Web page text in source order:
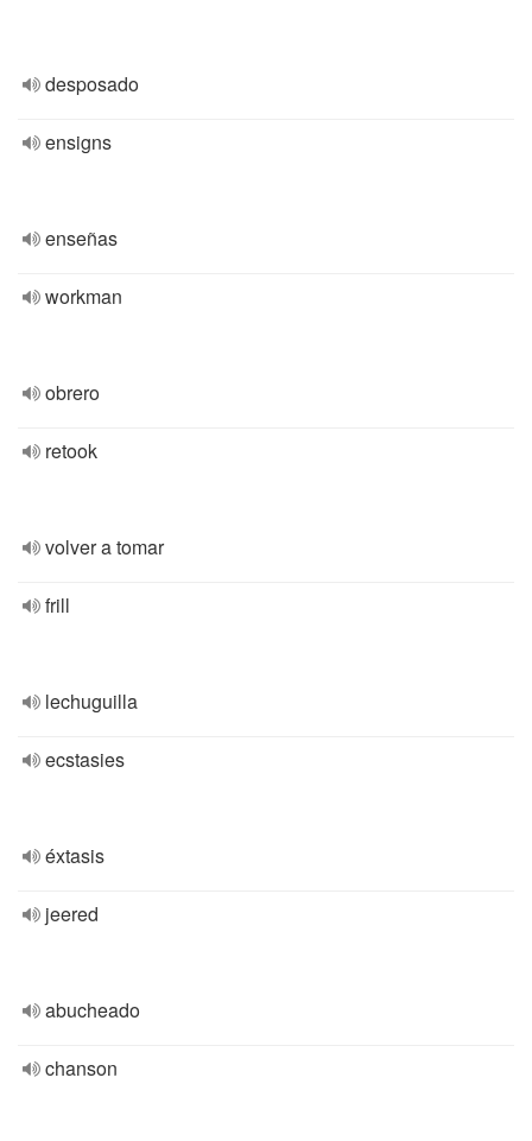
desposado
ensigns
enseñas
workman
obrero
retook
volver a tomar
frill
lechuguilla
ecstasies
éxtasis
jeered
abucheado
chanson